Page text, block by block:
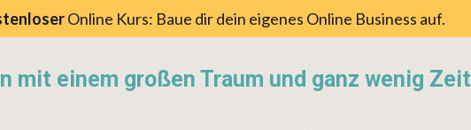
Online Kurs: Baue dir dein eigenes Online Business auf.
mit einem großen Traum und ganz wenig Zeit